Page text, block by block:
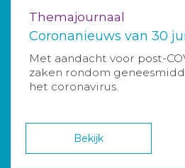
Themajournaal
Coronanieuws van 30
Met aandacht voor post-
zaken rondom
het coronavirus.
Bekijk